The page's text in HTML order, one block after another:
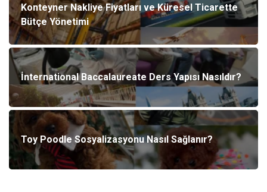
Konteyner Nakliye Fiyatları ve Küresel Ticarette
Bütçe Yönetimi
İnternational Baccalaureate Ders Yapısı Nasıldır?
Toy Poodle Sosyalizasyonu Nasıl Sağlanır?